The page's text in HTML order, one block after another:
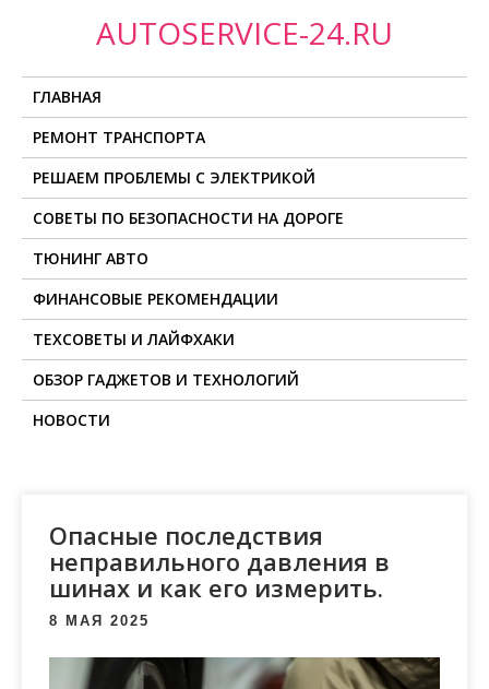
AUTOSERVICE-24.RU
ГЛАВНАЯ
РЕМОНТ ТРАНСПОРТА
РЕШАЕМ ПРОБЛЕМЫ С ЭЛЕКТРИКОЙ
СОВЕТЫ ПО БЕЗОПАСНОСТИ НА ДОРОГЕ
ТЮНИНГ АВТО
ФИНАНСОВЫЕ РЕКОМЕНДАЦИИ
ТЕХСОВЕТЫ И ЛАЙФХАКИ
ОБЗОР ГАДЖЕТОВ И ТЕХНОЛОГИЙ
НОВОСТИ
Опасные последствия
неправильного давления в
шинах и как его измерить.
8 МАЯ 2025